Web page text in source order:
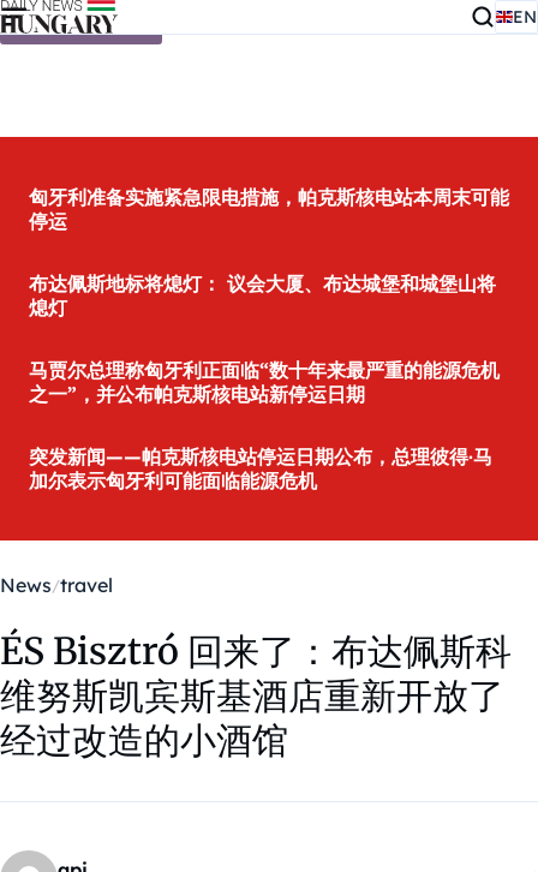
Skip to content EN
匈牙利准备实施紧急限电措施，帕克斯核电站本周末可能
停运
布达佩斯地标将熄灯： 议会大厦、布达城堡和城堡山将
熄灯
马贾尔总理称匈牙利正面临“数十年来最严重的能源危机
之一”，并公布帕克斯核电站新停运日期
突发新闻——帕克斯核电站停运日期公布，总理彼得·马
加尔表示匈牙利可能面临能源危机
News travel
ÉS Bisztró 回来了：布达佩斯科
维努斯凯宾斯基酒店重新开放了
经过改造的小酒馆